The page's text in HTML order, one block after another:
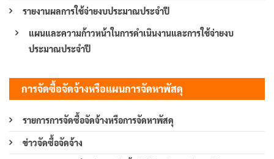
รายงานผลการใช้จ่ายงบประมาณประจำปี
แผนและความก้าวหน้าในการดำเนินงานและการใช้จ่ายงบ
ประมาณประจำปี
การจัดซื้อจัดจ้างหรือแผนการจัดหาพัสดุ
รายการการจัดซื้อจัดจ้างหรือการจัดหาพัสดุ
ข่าวจัดซื้อจัดจ้าง